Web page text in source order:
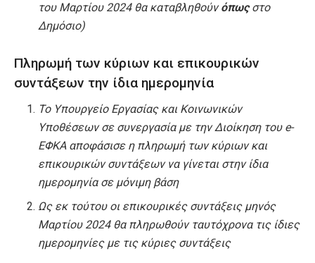
του Μαρτίου 2024 θα καταβληθούνόπωςστο
Δημόσιο)
Πληρωμή των κύριων και επικουρικών
συντάξεων την ίδια ημερομηνία
Το Υπουργείο Εργασίας και Κοινωνικών
Υποθέσεων σε συνεργασία με την Διοίκηση του e-
ΕΦΚΑ αποφάσισε η πληρωμή των κύριων και
επικουρικών συντάξεων να γίνεται στην ίδια
ημερομηνία σε μόνιμη βάση
Ως εκ τούτου οι επικουρικές συντάξεις μηνός
Μαρτίου 2024 θα πληρωθούν ταυτόχρονα τις ίδιες
ημερομηνίες με τις κύριες συντάξεις